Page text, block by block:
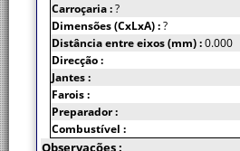
Carroçaria :?
Dimensões (CxLxA) :?
Distância entre eixos (mm) :0.000
Direcção :
Jantes :
Farois :
Preparador :
Combustível :
Observações :